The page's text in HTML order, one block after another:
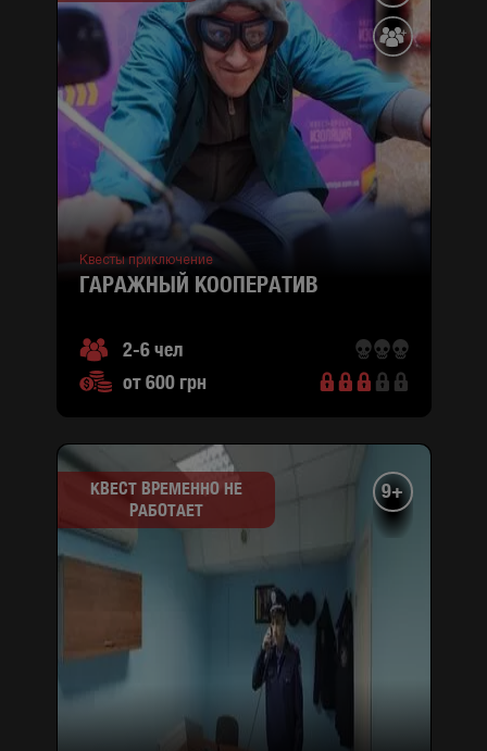
Квесты приключение
ГАРАЖНЫЙ КООПЕРАТИВ
2-6 чел
от 600 грн
КВЕСТ ВРЕМЕННО НЕ
РАБОТАЕТ
9+